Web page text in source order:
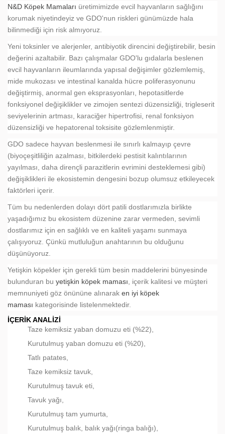
N&D Köpek Mamaları üretimimizde evcil hayvanların sağlığını
korumak niyetindeyiz ve GDO'nun riskleri günümüzde hala
bilinmediği için risk almıyoruz.
Yeni toksinler ve alerjenler, antibiyotik direncini değiştirebilir, besin
değerini azaltabilir. Bazı çalışmalar GDO'lu gıdalarla beslenen
evcil hayvanların ileumlarında yapısal değişimler gözlemlemiş,
mide mukozası ve intestinal kanalda hücre poliferasyonunu
değiştirmiş, anormal gen eksprasyonları, hepotasitlerde
fonksiyonel değişiklikler ve zimojen sentezi düzensizliği, trigleserit
seviyelerinin artması, karaciğer hipertrofisi, renal fonksiyon
düzensizliği ve hepatorenal toksisite gözlemlenmiştir.
GDO sadece hayvan beslenmesi ile sınırlı kalmayıp çevre
(biyoçeşitliliğin azalması, bitkilerdeki pestisit kalıntılarının
yayılması, daha dirençli parazitlerin evrimini desteklemesi gibi)
değişiklikleri ile ekosistemin dengesini bozup olumsuz etkileyecek
faktörleri içerir.
Tüm bu nedenlerden dolayı dört patili dostlarımızla birlikte
yaşadığımız bu ekosistem düzenine zarar vermeden, sevimli
dostlarımız için en sağlıklı ve en kaliteli yaşamı sunmaya
çalışıyoruz. Çünkü mutluluğun anahtarının bu olduğunu
düşünüyoruz.
Yetişkin köpekler için gerekli tüm besin maddelerini bünyesinde
bulunduran bu yetişkin köpek maması , içerik kalitesi ve müşteri
memnuniyeti göz önününe alınarak en iyi köpek
maması kategorisinde listelenmektedir.
İÇERIK ANALIZI
Taze kemiksiz yaban domuzu eti (%22),
Kurutulmuş yaban domuzu eti (%20),
Tatlı patates,
Taze kemiksiz tavuk,
Kurutulmuş tavuk eti,
Tavuk yağı,
Kurutulmuş tam yumurta,
Kurutulmuş balık, balık yağı(ringa balığı),